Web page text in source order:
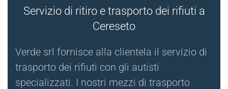
Servizio di ritiro e trasporto dei rifiuti a
Cereseto
Verde srl fornisce alla clientela il servizio di
trasporto dei rifiuti con gli autisti
specializzati. I nostri mezzi di trasporto